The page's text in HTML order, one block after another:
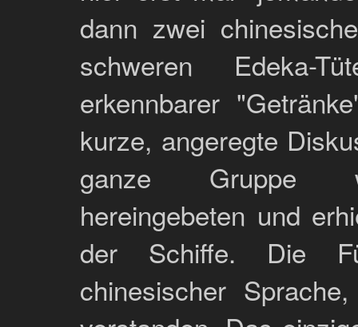
dann zwei
schweren Edeka-
erkennbarer
kurze, angeregte
ganze Gruppe
hereingebeten und
der Schiffe. Die
chinesischer